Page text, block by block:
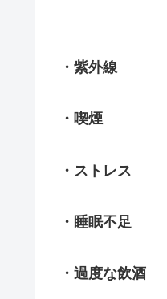
・紫外線
・喫煙
・ストレス
・睡眠不足
・過度な飲酒